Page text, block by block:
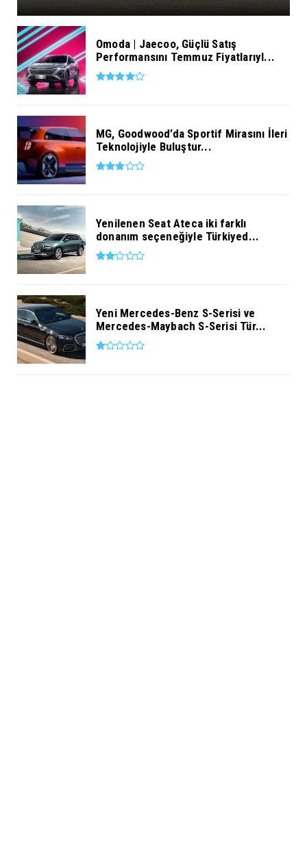
Omoda | Jaecoo, Güçlü Satış
Performansını Temmuz Fiyatlarıyl...
MG, Goodwood’da Sportif Mirasını İleri
Teknolojiyle Buluştur...
Yenilenen Seat Ateca iki farklı
donanım seçeneğiyle Türkiyed...
Yeni Mercedes-Benz S-Serisi ve
Mercedes-Maybach S-Serisi Tür...